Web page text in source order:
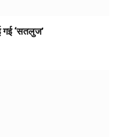
गई ‘सतलुज’